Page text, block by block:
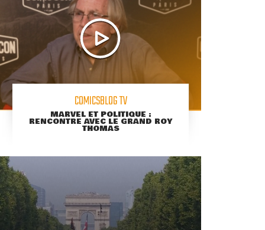
COMICSBLOG TV
MARVEL ET POLITIQUE :
RENCONTRE AVEC LE GRAND ROY
THOMAS